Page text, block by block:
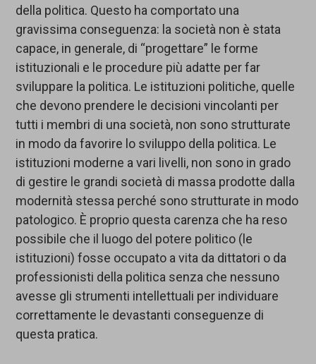
della politica. Questo ha comportato una
gravissima conseguenza: la società non è stata
capace, in generale, di “progettare” le forme
istituzionali e le procedure più adatte per far
sviluppare la politica. Le istituzioni politiche, quelle
che devono prendere le decisioni vincolanti per
tutti i membri di una società, non sono strutturate
in modo da favorire lo sviluppo della politica. Le
istituzioni moderne a vari livelli, non sono in grado
di gestire le grandi società di massa prodotte dalla
modernità stessa perché sono strutturate in modo
patologico. È proprio questa carenza che ha reso
possibile che il luogo del potere politico (le
istituzioni) fosse occupato a vita da dittatori o da
professionisti della politica senza che nessuno
avesse gli strumenti intellettuali per individuare
correttamente le devastanti conseguenze di
questa pratica.